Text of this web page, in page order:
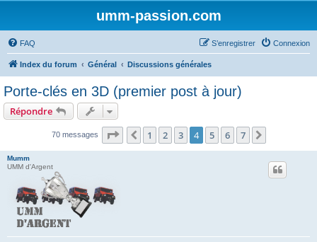
umm-passion.com
FAQ Connexion
S’enregistrer
Index du forum Général Discussions générales
Porte-clés en 3D (premier post à jour)
Répondre
70 messages Page sur7
Précédente
1 2 3 4 5 6 7
Mumm
UMM d'Argent